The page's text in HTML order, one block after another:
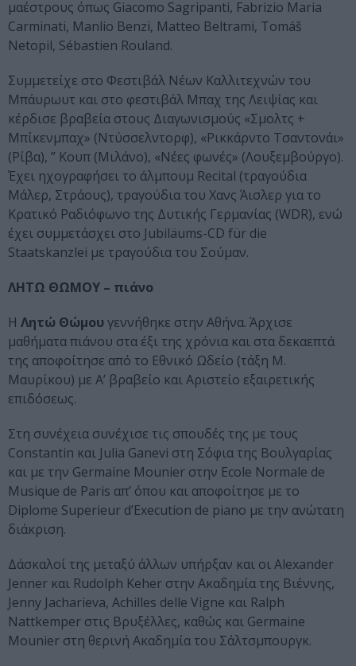
μαέστρους όπως Giacomo Sagripanti, Fabrizio Maria
Carminati, Manlio Benzi, Matteo Beltrami, Tomáš
Netopil, Sébastien Rouland.
Συμμετείχε στο Φεστιβάλ Νέων Καλλιτεχνών του
Μπάυρωυτ και στο φεστιβάλ Μπαχ της Λειψίας και
κέρδισε βραβεία στους Διαγωνισμούς «Σμολτς +
Μπίκενμπαχ»​ (Ντύσσελντορφ),​ «Ρικκάρντο Τσαντονάι»
(Ρίβα), ” Κουπ (Μιλάνο), «Νέες φωνές» (Λουξεμβούργο).
Έχει ηχογραφήσει το άλμπουμ​​ Recital​ (τραγούδια
Μάλερ, Στράους), τραγούδια του Χανς Άισλερ για το
Κρατικό Ραδιόφωνο της Δυτικής Γερμανίας (WDR), ενώ
έχει συμμετάσχει στο​​ Jubiläums-CD für die
Staatskanzlei​ με τραγούδια του Σούμαν.
ΛΗΤΩ ΘΩΜΟΥ – πιάνο
Η Λητώ Θώμου γεννήθηκε στην Αθήνα. Άρχισε
μαθήματα πιάνου στα έξι της χρόνια και στα δεκαεπτά
της αποφοίτησε από το Εθνικό Ωδείο (τάξη Μ.
Μαυρίκου) με Α’ βραβείο και Αριστείο εξαιρετικής
επιδόσεως.
Στη συνέχεια συνέχισε τις σπουδές της με τους
Constantin και Julia Ganevi στη Σόφια της Βουλγαρίας
και με την Germaine Mounier στην Ecole Normale de
Musique de Paris απ’ όπου και αποφοίτησε με το
Diplome Superieur d’Execution de piano με την ανώτατη
διάκριση.
Δάσκαλοί της μεταξύ άλλων υπήρξαν και οι Alexander
Jenner και Rudolph Keher στην Ακαδημία της Βιέννης,
Jenny Jacharieva, Achilles delle Vigne και Ralph
Nattkemper στις Βρυξέλλες, καθώς και Germaine
Mounier στη θερινή Ακαδημία του Σάλτσμπουργκ.